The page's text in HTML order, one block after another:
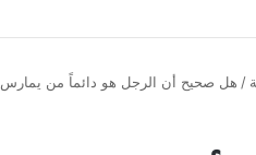
/ هل صحيح أن الرجل هو دائماً من يمارس